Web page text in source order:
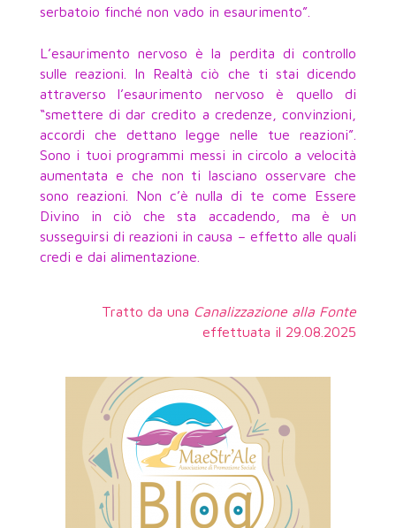
serbatoio finché non vado in esaurimento”.
L’esaurimento nervoso è la perdita di controllo
sulle reazioni. In Realtà ciò che ti stai dicendo
attraverso l’esaurimento nervoso è quello di
“smettere di dar credito a credenze, convinzioni,
accordi che dettano legge nelle tue reazioni”.
Sono i tuoi programmi messi in circolo a velocità
aumentata e che non ti lasciano osservare che
sono reazioni. Non c’è nulla di te come Essere
Divino in ciò che sta accadendo, ma è un
susseguirsi di reazioni in causa – effetto alle quali
credi e dai alimentazione.
Tratto da una Canalizzazione alla Fonte
effettuata il 29.08.2025